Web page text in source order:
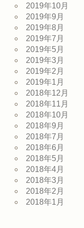
2019年10月
2019年9月
2019年8月
2019年7月
2019年5月
2019年3月
2019年2月
2019年1月
2018年12月
2018年11月
2018年10月
2018年9月
2018年7月
2018年6月
2018年5月
2018年4月
2018年3月
2018年2月
2018年1月